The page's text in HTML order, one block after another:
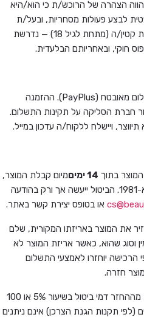
הצהרה של הרוכש/ת כי הוא/היא
לבצע פעולות מסחריות, ובעל/ת
תעודה מזהה תקפה. במידה והרוכש/ת קטין/ה (מתחת לגיל 18) — נדרשת
חוקי, ובאחריותם הבלעדית.
התשלום מתבצע באמצעות עמוד תשלום מאובטח (PayPlus). ההזמנה
חברת הסליקה על תקינות התשלום.
ויישלח ללקוח/ה עדכון במייל.
בתוך 14 ימים
מיום קבלת המוצר,
בהתאם לחוק הגנת הצרכן, התשמ"א-1981. הביטול ייעשה אך ורק בהודעה
או בטופס יצירת קשר באתר.
את המוצר באריזתו המקורית, שלם
וסוג שהוא, כאשר אריזת המוצר לא
יוחזרו לאמצעי התשלום
בהתאם לחוק, החברה רשאית לנכות מההחזר דמי ביטול בשיעור 5% או 100
(לפי תקנות הגנת הצרכן) אינם ניתנים